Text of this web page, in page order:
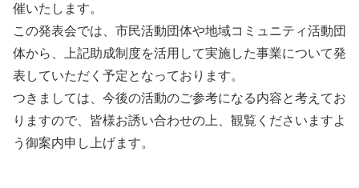
催いたします。
この発表会では、市民活動団体や地域コミュニティ活動団
体から、上記助成制度を活用して実施した事業について発
表していただく予定となっております。
つきましては、今後の活動のご参考になる内容と考えてお
りますので、皆様お誘い合わせの上、観覧くださいますよ
う御案内申し上げます。